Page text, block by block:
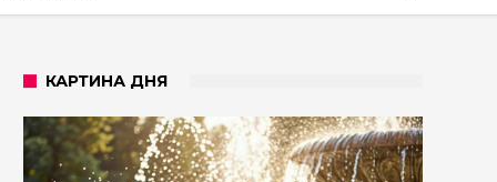
КАРТИНА ДНЯ